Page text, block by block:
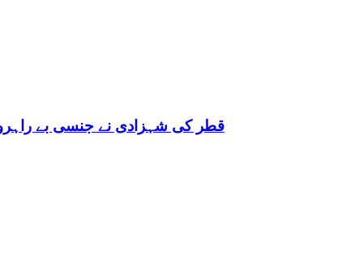
قطر کی شہزادی نے جنسی بے راہروی میں مغرب کو